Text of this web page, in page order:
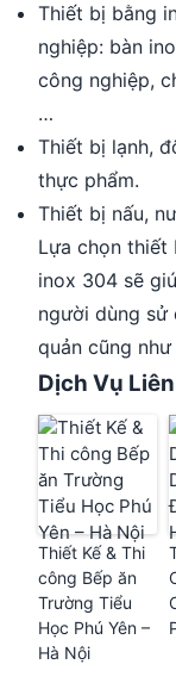
Thiết bị bằng
nghiệp: bàn
công nghiệp,
…
Thiết bị lạnh,
thực phẩm.
Thiết bị nấu,
Lựa chọn thiết
inox 304 sẽ
người dùng sử
quản cũng
Dịch Vụ
Thiết Kế & Thi
công Bếp ăn
Trường Tiểu
Học Phú Yên –
Hà Nội